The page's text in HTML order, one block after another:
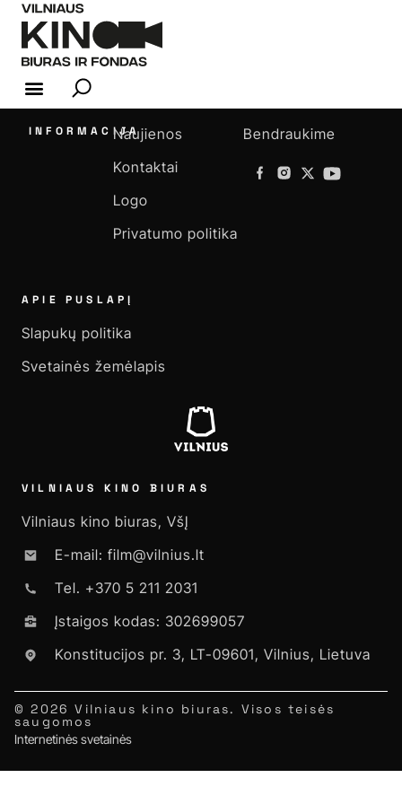
INFORMACIJANaujienos
Kontaktai
Logo
Privatumo politika
Bendraukime
APIE PUSLAPĮ
Slapukų politika
Svetainės žemėlapis
VILNIAUS KINO BIURAS
Vilniaus kino biuras, VšĮ
E-mail: film@vilnius.lt
Tel. +370 5 211 2031
Įstaigos kodas: 302699057
Konstitucijos pr. 3, LT-09601, Vilnius, Lietuva
© 2026 Vilniaus kino biuras. Visos teisės
saugomos
Internetinės svetainės